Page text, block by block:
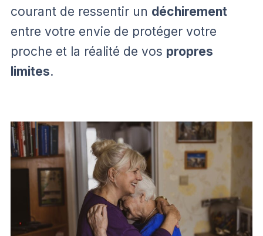
courant de ressentir un déchirement
entre votre envie de protéger votre
proche et la réalité de vos propres
limites.